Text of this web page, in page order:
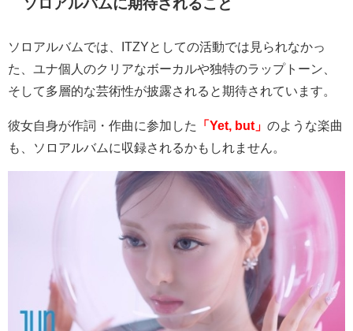
ソロアルバムに期待されること
ソロアルバムでは、 ITZYとしての活動では見られなかっ
た、ユナ個人のクリアなボーカルや独特のラップトーン、
そして多層的な芸術性が披露されると期待されています。
彼女自身が作詞・作曲に参加した 「Yet, but」 のような楽曲
も、ソロアルバムに収録されるかもしれません。